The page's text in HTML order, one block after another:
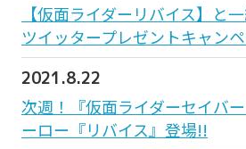
【仮面ライダーリバイス】と
ツイッタープレゼントキャン
2021.8.22
次週！『仮面ライダーセイバ
ーロー『リバイス』登場!!